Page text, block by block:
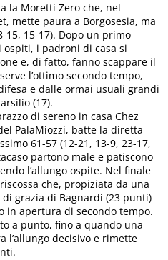
la Moretti Zero che, nel
mette paura a Borgosesia, ma
15, 15-17). Dopo un primo
i padroni di casa si
e, di fatto, fanno scappare il
l’ottimo secondo tempo,
e dalle ormai usuali grandi
(17).
di sereno in casa Chez
PalaMiozzi, batte la diretta
61-57 (12-21, 13-9, 23-17,
partono male e patiscono
l’allungo ospite. Nel finale
che, propiziata da una
grazia di Bagnardi (23 punti)
in apertura di secondo tempo.
a punto, fino a quando una
l’allungo decisivo e rimette